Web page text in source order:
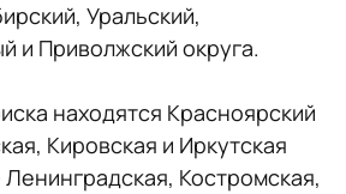
Уральский,
и Приволжский округа.
находятся Красноярский
Кировская и Иркутская
Костромская,